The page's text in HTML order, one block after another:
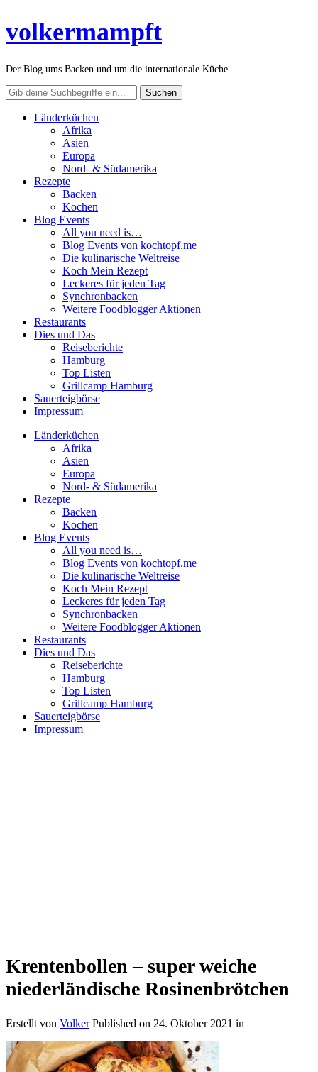
volkermampft
Der Blog ums Backen und um die internationale Küche
Länderküchen
Afrika
Asien
Europa
Nord- & Südamerika
Rezepte
Backen
Kochen
Blog Events
All you need is…
Blog Events von kochtopf.me
Die kulinarische Weltreise
Koch Mein Rezept
Leckeres für jeden Tag
Synchronbacken
Weitere Foodblogger Aktionen
Restaurants
Dies und Das
Reiseberichte
Hamburg
Top Listen
Grillcamp Hamburg
Sauerteigbörse
Impressum
Länderküchen
Afrika
Asien
Europa
Nord- & Südamerika
Rezepte
Backen
Kochen
Blog Events
All you need is…
Blog Events von kochtopf.me
Die kulinarische Weltreise
Koch Mein Rezept
Leckeres für jeden Tag
Synchronbacken
Weitere Foodblogger Aktionen
Restaurants
Dies und Das
Reiseberichte
Hamburg
Top Listen
Grillcamp Hamburg
Sauerteigbörse
Impressum
Krentenbollen – super weiche
niederländische Rosinenbrötchen
Erstellt von Volker Published on 24. Oktober 2021 in